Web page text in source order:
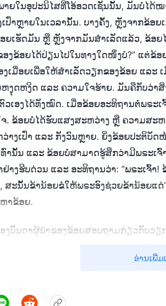
າຍໃນອຸປະນິໄສທີ່ໂອ້ອວດເຊັ່ນນັ້ນ, ມັນບໍ່ໄດ້
ປົ່າຫຼາຍໃນເວລານັ້ນ. ບາງຄັ້ງ, ຫຼັງຈາກຂ້ອ
ຍເຮັດມັນ ຫຼື ຫຼັງຈາກມັນສຳເລັດແລ້ວ, ຂ້ອ
ງຂ້ອຍໄດ້ປ່ຽນໄປໃນທາງໃດໜຶ່ງບໍ?” ແຕ່ຂ້
ງເມື່ອຍເພື່ອໃຫ້ສໍາເລັດວຽກຂອງຂ້ອຍ ແລ
ງຸດຫງິດ ແລະ ຄວາມໃຈຮ້າຍ. ມັນຄືກັບວ່າ
ເອງໄດ້ທັງໝົດ. ເມື່ອຂ້ອຍອະທິຖານຕໍ່ພຣະ
. ຂ້ອຍບໍ່ໄດ້ຮັບແສງສະຫວ່າງ ຫຼື ຄວາມສະ
າງເປົ່າ ແລະ ກັງວົນຫຼາຍ. ຍິ່ງຂ້ອຍປະຕິບັ
ານັ້ນ ແລະ ຂ້ອຍບໍ່ສາມາດຮູ້ສຶກວ່າມີພຣະເ
າງຮີບດ່ວນ ແລະ ອະທິຖານວ່າ: “ພຣະເຈົ້າ
ສະນັ້ນຂ້ານ້ອຍຂໍໃຫ້ພຣະອົງຊ່ວຍຂ້ານ້ອຍແ
າຂ້ອຍ.
ງບັນດາຜູ້ນຳຂອງຂ້ອຍສອບຖາມກ່ຽວກັບວ
ຜູ້ນໍາຂອງຂ້ອຍ. ລາວເວົ້າກັບຂ້ອຍວ່າ: “ອັນນີ້ເ
ນບໍ່ມີອັນໃດທີ່ຂ້ອຍສາມາດເວົ້າໃນການຕອບ
ອ່ານເພີ່ມ